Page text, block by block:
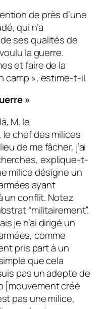
de près d’une
qui n’a
ses qualités de
la guerre.
et faire de la
camp », estime-t-il.
»
M. le
le chef des milices
de me fâcher, j’ai
explique-t-
milice désigne un
ayant
un conflit. Notez
“militairement”.
je n’ai dirigé un
comme
pris part à un
que cela
pas un adepte de
[mouvement créé
pas une milice,